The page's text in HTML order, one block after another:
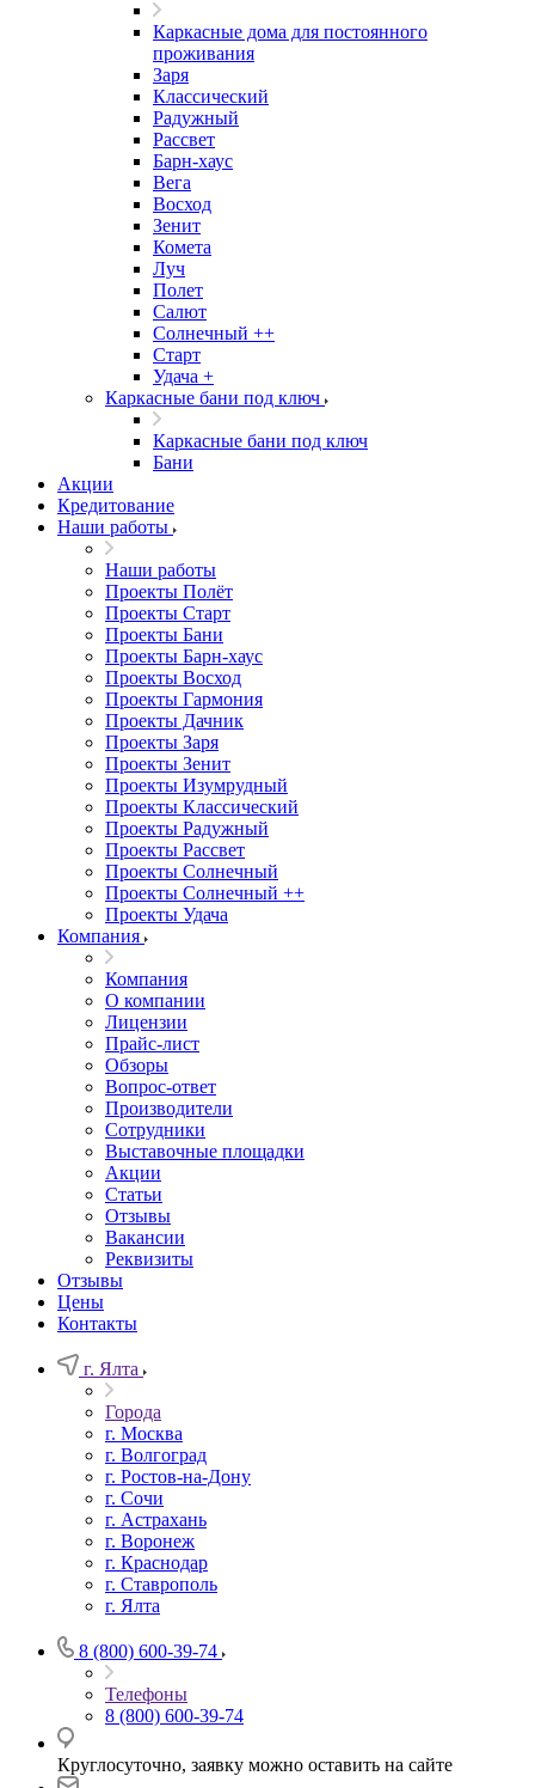
Каркасные дома для постоянного
проживания
Заря
Классический
Радужный
Рассвет
Барн-хаус
Вега
Восход
Зенит
Комета
Луч
Полет
Салют
Солнечный ++
Старт
Удача +
Каркасные бани под ключ
Каркасные бани под ключ
Бани
Акции
Кредитование
Наши работы
Наши работы
Проекты Полёт
Проекты Старт
Проекты Бани
Проекты Барн-хаус
Проекты Восход
Проекты Гармония
Проекты Дачник
Проекты Заря
Проекты Зенит
Проекты Изумрудный
Проекты Классический
Проекты Радужный
Проекты Рассвет
Проекты Солнечный
Проекты Солнечный ++
Проекты Удача
Компания
Компания
О компании
Лицензии
Прайс-лист
Обзоры
Вопрос-ответ
Производители
Сотрудники
Выставочные площадки
Акции
Статьи
Отзывы
Вакансии
Реквизиты
Отзывы
Цены
Контакты
г. Ялта
Города
г. Москва
г. Волгоград
г. Ростов-на-Дону
г. Сочи
г. Астрахань
г. Воронеж
г. Краснодар
г. Ставрополь
г. Ялта
8 (800) 600-39-74
Телефоны
8 (800) 600-39-74
Круглосуточно, заявку можно оставить на сайте